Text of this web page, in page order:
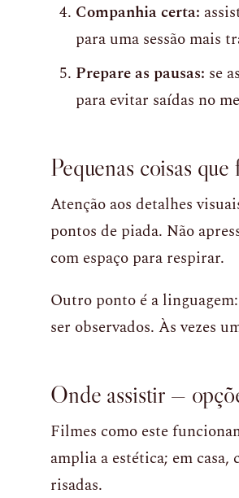
Companhia certa:
para uma sessão mais
Prepare as pausas: se
para evitar saídas no
Pequenas coisas
Atenção aos detalhes
pontos de piada. Não
com espaço para respirar.
Outro ponto é a
ser observados. Às vezes
Onde assistir —
Filmes como este
amplia a estética; em
risadas.